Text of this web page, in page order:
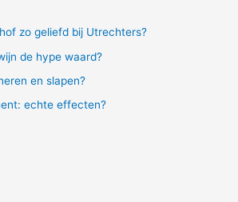
zo geliefd bij Utrechters?
de hype waard?
en slapen?
echte effecten?